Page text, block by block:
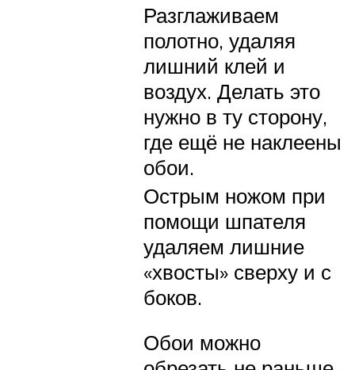
Разглаживаем
полотно, удаляя
лишний клей и
воздух. Делать это
нужно в ту сторону,
где ещё не наклеены
обои.
Острым ножом при
помощи шпателя
удаляем лишние
«хвосты» сверху и с
боков.
Обои можно